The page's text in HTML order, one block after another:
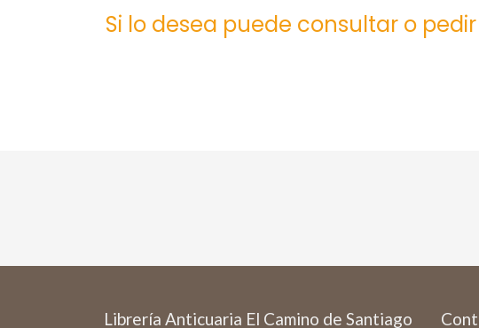
Si lo desea puede consultar o
Librería Anticuaria El Camino de Santiago